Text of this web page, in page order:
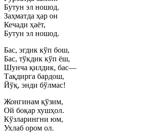
Бутун эл ношод.
Заҳматда ҳар он
Кечади ҳаёт,
Бутун эл ношод.
Бас, эгдик кўп бош,
Бас, тўкдик кўп ёш,
Шунча қилдик, бас—
Тақдирга бардош,
Йўқ, энди бўлмас!
Жонгинам қўзим,
Ой боқар хушҳол.
Кўзларингни юм,
Ухлаб ором ол.